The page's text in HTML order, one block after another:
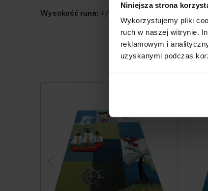
Niniejsza strona
Wykorzystujemy pliki
ruch w naszej witrynie.
reklamowym i
uzyskanymi podczas
Wysokość runa: +/- 13 mm